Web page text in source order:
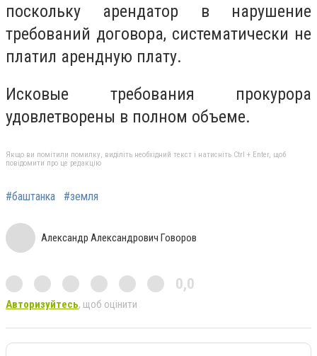
поскольку арендатор в нарушение
требований договора, систематически не
платил арендную плату.
Исковые требования прокурора
удовлетворены в полном объеме.
Якщо ви помітили помилку, виділіть необхідний текст і натисніть Ctrl + Enter, щоб
повідомити про це редакцію
#баштанка #земля
Александр Александрович Говоров
0,0
Авторизуйтесь, щоб оцінити